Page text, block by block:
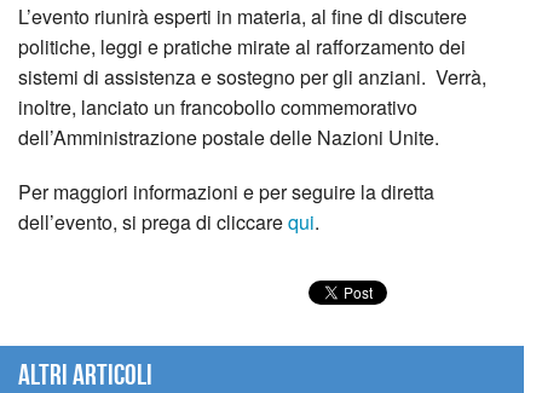
L’evento riunirà esperti in materia, al fine di discutere
politiche, leggi e pratiche mirate al rafforzamento dei
sistemi di assistenza e sostegno per gli anziani. Verrà,
inoltre, lanciato un francobollo commemorativo
dell’Amministrazione postale delle Nazioni Unite.
Per maggiori informazioni e per seguire la diretta
dell’evento, si prega di cliccarequi.
Altri articoli